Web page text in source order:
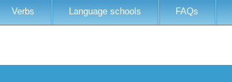
Verbs Language schools FAQs